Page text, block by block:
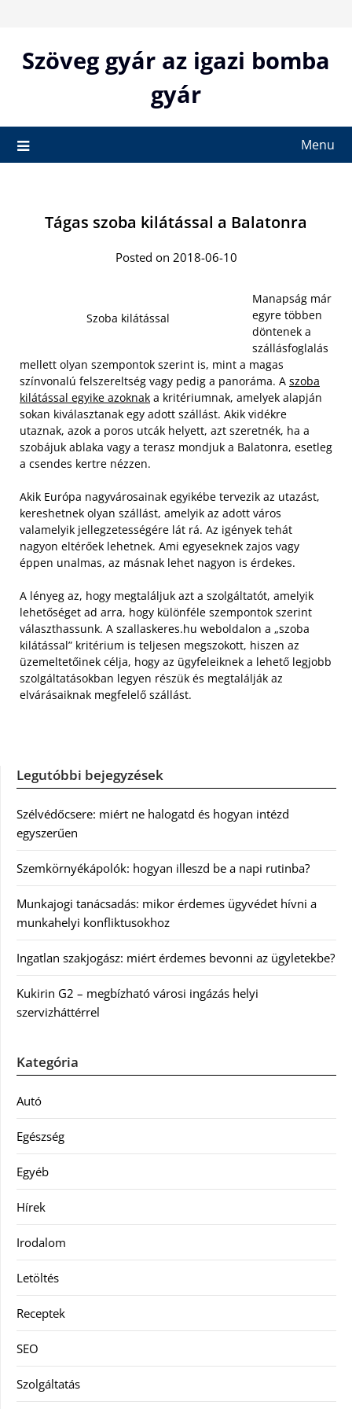
contentSzöveg gyár az igazi bomba
gyár
Menu
Tágas szoba kilátással a Balatonra
Posted on 2018-06-10
Szoba kilátással
Manapság már
egyre többen
döntenek a
szállásfoglalás
mellett olyan szempontok szerint is, mint a magas
színvonalú felszereltség vagy pedig a panoráma. A szoba
kilátással egyike azoknak a kritériumnak, amelyek alapján
sokan kiválasztanak egy adott szállást. Akik vidékre
utaznak, azok a poros utcák helyett, azt szeretnék, ha a
szobájuk ablaka vagy a terasz mondjuk a Balatonra, esetleg
a csendes kertre nézzen.
Akik Európa nagyvárosainak egyikébe tervezik az utazást,
kereshetnek olyan szállást, amelyik az adott város
valamelyik jellegzetességére lát rá. Az igények tehát
nagyon eltérőek lehetnek. Ami egyeseknek zajos vagy
éppen unalmas, az másnak lehet nagyon is érdekes.
A lényeg az, hogy megtaláljuk azt a szolgáltatót, amelyik
lehetőséget ad arra, hogy különféle szempontok szerint
választhassunk. A szallaskeres.hu weboldalon a „szoba
kilátással” kritérium is teljesen megszokott, hiszen az
üzemeltetőinek célja, hogy az ügyfeleiknek a lehető legjobb
szolgáltatásokban legyen részük és megtalálják az
elvárásaiknak megfelelő szállást.
Legutóbbi bejegyzések
Szélvédőcsere: miért ne halogatd és hogyan intézd
egyszerűen
Szemkörnyékápolók: hogyan illeszd be a napi rutinba?
Munkajogi tanácsadás: mikor érdemes ügyvédet hívni a
munkahelyi konfliktusokhoz
Ingatlan szakjogász: miért érdemes bevonni az ügyletekbe?
Kukirin G2 – megbízható városi ingázás helyi
szervizháttérrel
Kategória
Autó
Egészség
Egyéb
Hírek
Irodalom
Letöltés
Receptek
SEO
Szolgáltatás